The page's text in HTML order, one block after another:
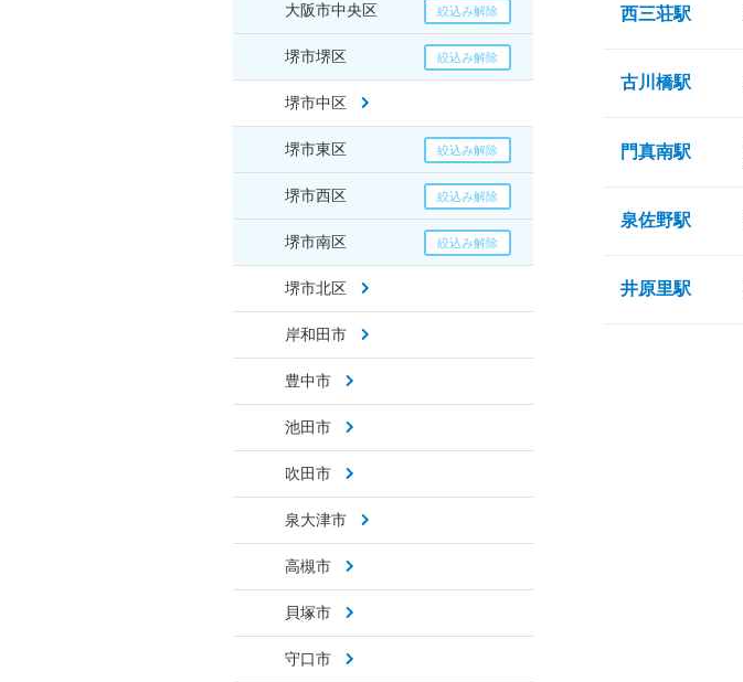
大阪市中央区
堺市堺区
堺市中区
堺市東区
堺市西区
堺市南区
堺市北区
岸和田市
豊中市
池田市
吹田市
泉大津市
高槻市
貝塚市
守口市
西三荘駅
古川橋駅
門真南駅
泉佐野駅
井原里駅